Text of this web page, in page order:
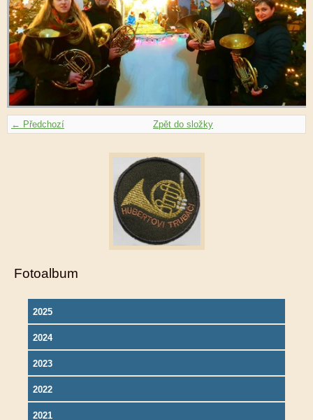
← Předchozí Zpět do složky
Fotoalbum
2025
2024
2023
2022
2021